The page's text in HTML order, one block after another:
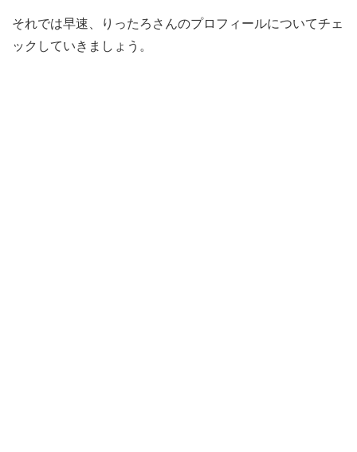
それでは早速、りったろさんのプロフィールについてチェ
ックしていきましょう。